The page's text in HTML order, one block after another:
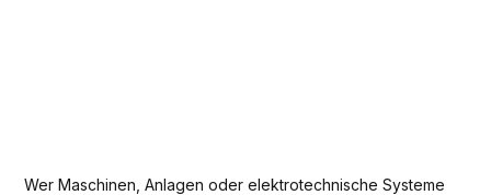
Wer Maschinen, Anlagen oder elektrotechnische Systeme